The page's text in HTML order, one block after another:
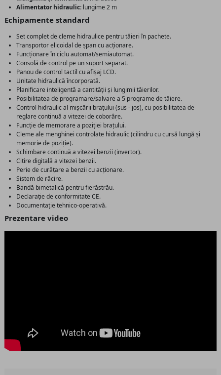
Alimentator hidraulic: lungime 2 m
Echipamente standard
Set complet de cleme hidraulice pentru tăieri în pachete.
Transportor elicoidal de șpan cu acționare.
Funcționare în ciclu automat/semiautomat.
Consolă de control pe un suport separat.
Panou de control tactil cu afișaj LCD.
Unitate hidraulică încorporată.
Planificare inteligentă a cantității și lungimii tăierilor.
Posibilitatea de programare/salvare a 5 programe de tăiere.
Control hidraulic al mișcării brațului (sus - jos), cu posibilitatea de
reglare continuă a vitezei de coborâre.
Funcție de memorare a poziției brațului.
Cleme ale menghinei controlate hidraulic (cilindru cu cursă lungă și
memorie de poziție).
Schimbare continuă a vitezei benzii (invertor).
Citire digitală a vitezei benzii.
Perie de curățare a benzii cu acționare.
Sistem de răcire.
Bandă bimetalică pentru fierăstrău.
Declarație de conformitate CE.
Documentație tehnico-operativă.
Prezentare video